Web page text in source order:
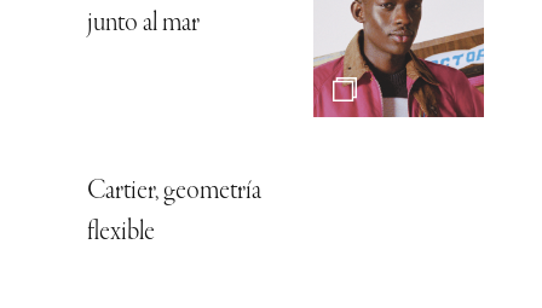
junto al mar
Cartier, geometría
flexible